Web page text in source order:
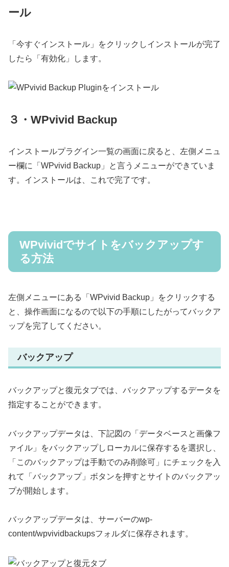
ール
「今すぐインストール」をクリックしインストールが完了
したら「有効化」します。
３・WPvivid Backup
インストールプラグイン一覧の画面に戻ると、左側メニュ
ー欄に「WPvivid Backup」と言うメニューができていま
す。インストールは、これで完了です。
WPvividでサイトをバックアップす
る方法
左側メニューにある「WPvivid Backup」をクリックする
と、操作画面になるので以下の手順にしたがってバックア
ップを完了してください。
バックアップ
バックアップと復元タブでは、バックアップするデータを
指定することができます。
バックアップデータは、下記図の「データベースと画像フ
ァイル」をバックアップしローカルに保存するを選択し、
「このバックアップは手動でのみ削除可」にチェックを入
れて「バックアップ」ボタンを押すとサイトのバックアッ
プが開始します。
バックアップデータは、サーバーのwp-
content/wpvividbackupsフォルダに保存されます。